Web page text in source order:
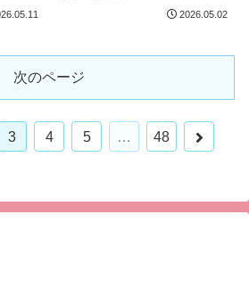
2026.05.02
次のページ
3 4 5 … 48
次